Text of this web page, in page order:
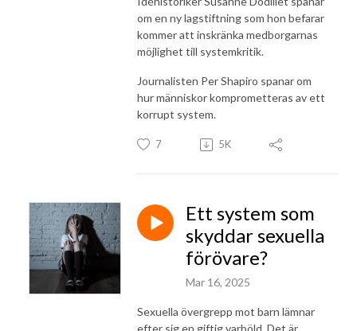
om en ny lagstiftning som hon befarar
kommer att inskränka medborgarnas
möjlighet till systemkritik.
Journalisten Per Shapiro spanar om
hur människor komprometteras av ett
korrupt system.
7 5K
Ett system som
skyddar sexuella
förövare?
Mar 16, 2025
Sexuella övergrepp mot barn lämnar
efter sig en giftig varböld. Det är